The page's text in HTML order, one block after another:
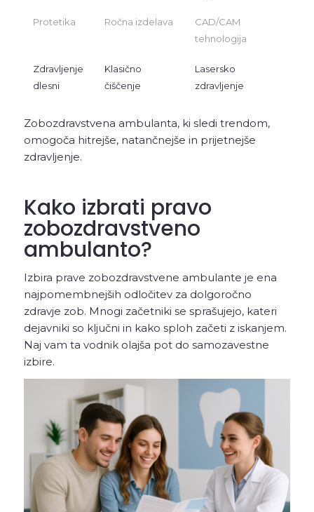
Protetika Ročna izdelava
CAD/CAM
tehnologija
Zdravljenje
dlesni
Klasično
čiščenje
Lasersko
zdravljenje
Zobozdravstvena ambulanta, ki sledi trendom,
omogoča hitrejše, natančnejše in prijetnejše
zdravljenje.
Kako izbrati pravo
zobozdravstveno
ambulanto?
Izbira prave zobozdravstvene ambulante je ena
najpomembnejših odločitev za dolgoročno
zdravje zob. Mnogi začetniki se sprašujejo, kateri
dejavniki so ključni in kako sploh začeti z iskanjem.
Naj vam ta vodnik olajša pot do samozavestne
izbire.